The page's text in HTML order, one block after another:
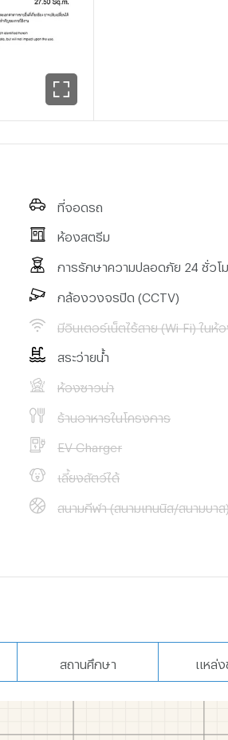
ที่จอดรถ
ห้องสตรีม
การรักษาความปลอดภัย 24 ชั่วโ
กล้องวงจรปิด (CCTV)
มีอินเตอร์เน็ตไร้สาย (Wi-Fi) ในห้
สระว่ายน้ำ
ห้องซาวน่า
ร้านอาหารในโครงการ
EV Charger
เลี้ยงสัตว์ได้
สนามกีฬา (สนามเทนนิส/สนามบาส)
สถานศึกษา แหล่ง